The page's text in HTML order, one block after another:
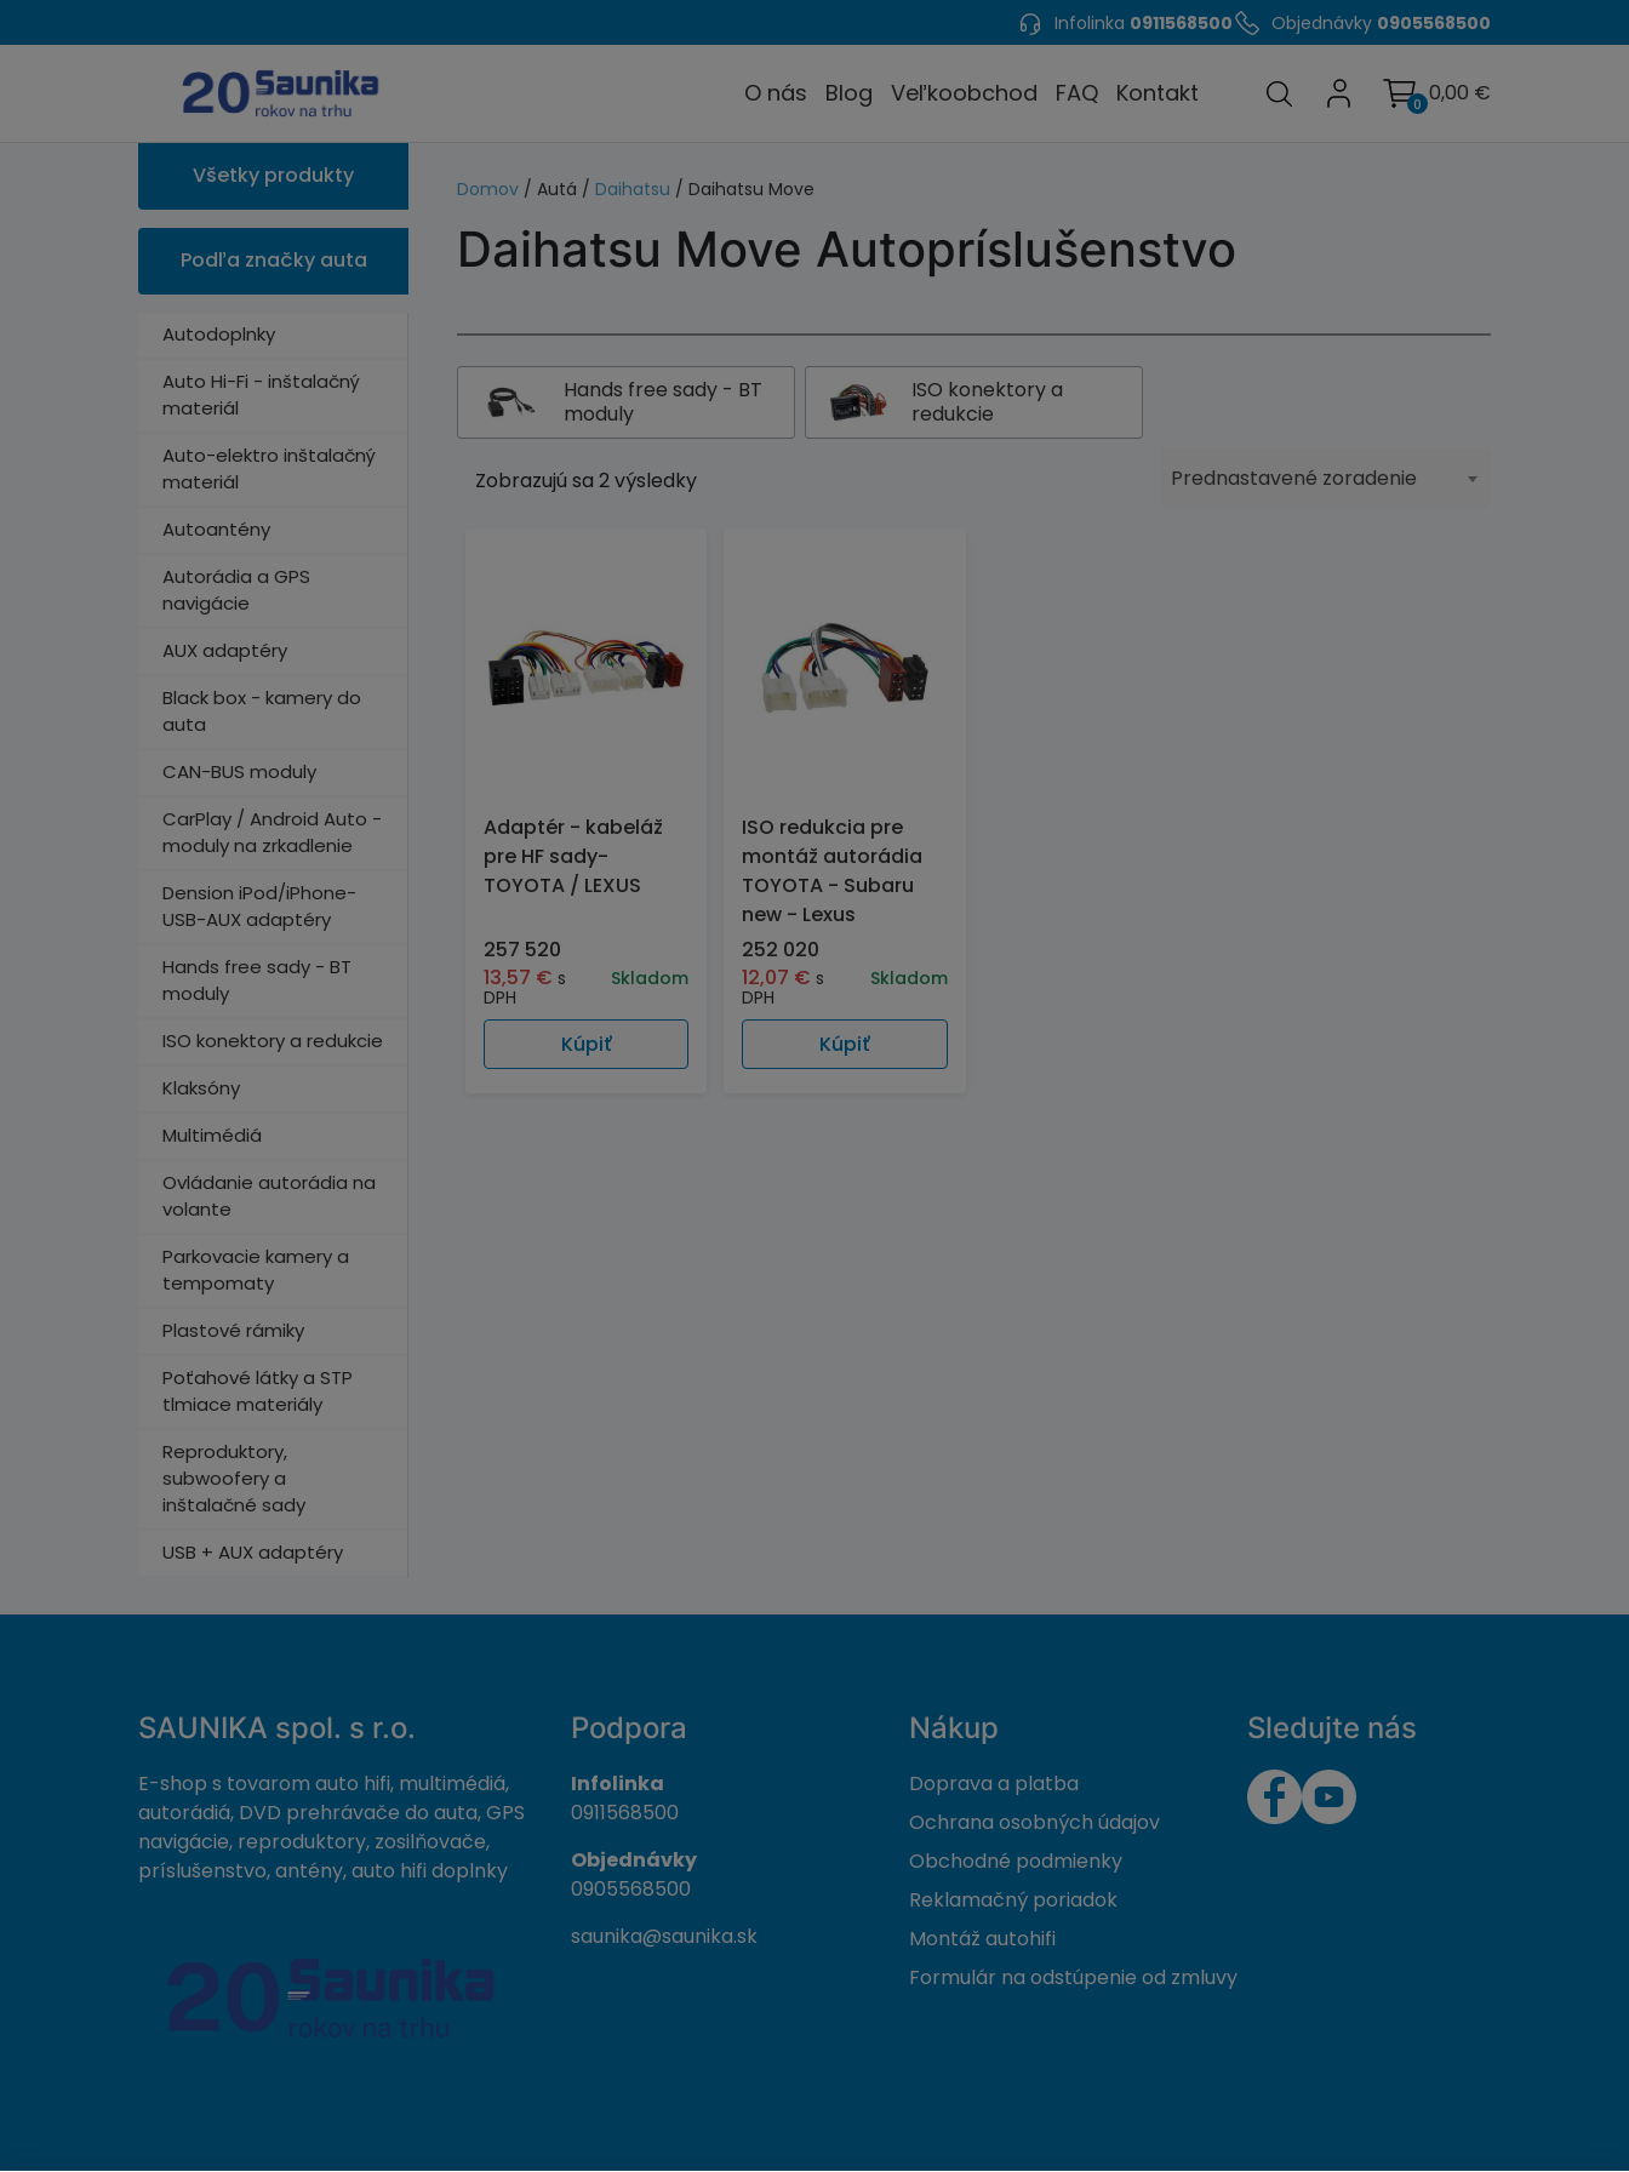
Infolinka 0911568500 Objednávky 0905568500
O nás Blog Veľkoobchod FAQ Kontakt 0 0,00 €
Všetky produkty
Podľa značky auta
Autodoplnky
Auto Hi-Fi - inštalačný
materiál
Auto-elektro inštalačný
materiál
Autoantény
Autorádia a GPS
navigácie
AUX adaptéry
Black box - kamery do
auta
CAN-BUS moduly
CarPlay / Android Auto -
moduly na zrkadlenie
Dension iPod/iPhone-
USB-AUX adaptéry
Hands free sady - BT
moduly
ISO konektory a redukcie
Klaksóny
Multimédiá
Ovládanie autorádia na
volante
Parkovacie kamery a
tempomaty
Plastové rámiky
Poťahové látky a STP
tlmiace materiály
Reproduktory,
subwoofery a
inštalačné sady
USB + AUX adaptéry
Domov / Autá / Daihatsu / Daihatsu Move
Daihatsu Move Autopríslušenstvo
Hands free sady - BT
moduly
ISO konektory a
redukcie
Zobrazujú sa 2 výsledky Prednastavené zoradenie
Adaptér - kabeláž
pre HF sady-
TOYOTA / LEXUS
257 520
13,57 € s
DPH
Skladom
Kúpiť
ISO redukcia pre
montáž autorádia
TOYOTA - Subaru
new - Lexus
252 020
12,07 € s
DPH
Skladom
Kúpiť
SAUNIKA spol. s r.o.
E-shop s tovarom auto hifi, multimédiá,
autorádiá, DVD prehrávače do auta, GPS
navigácie, reproduktory, zosilňovače,
príslušenstvo, antény, auto hifi doplnky
Podpora
Infolinka
0911568500
Objednávky
0905568500
saunika@saunika.sk
Nákup
Doprava a platba
Ochrana osobných údajov
Obchodné podmienky
Reklamačný poriadok
Montáž autohifi
Formulár na odstúpenie od zmluvy
Sledujte nás